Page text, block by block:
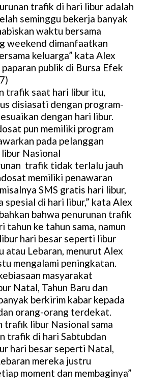
trafik di hari libur adalah
seminggu bekerja banyak
waktu bersama
weekend dimanfaatkan
keluarga” kata Alex
publik di Bursa Efek
trafik saat hari libur itu,
disiasati dengan program-
dengan hari libur.
pun memiliki program
pada pelanggan
Nasional
trafik tidak terlalu jauh
memiliki penawaran
SMS gratis hari libur,
spesial di hari libur,” kata Alex
bahwa penurunan trafik
tahun ke tahun sama, namun
hari besar seperti libur
atau Lebaran, menurut Alex
mengalami peningkatan.
masyarakat
Natal, Tahun Baru dan
berkirim kabar kepada
orang-orang terdekat.
trafik libur Nasional sama
trafik di hari Sabtubdan
hari besar seperti Natal,
mereka justru
moment dan membaginya”